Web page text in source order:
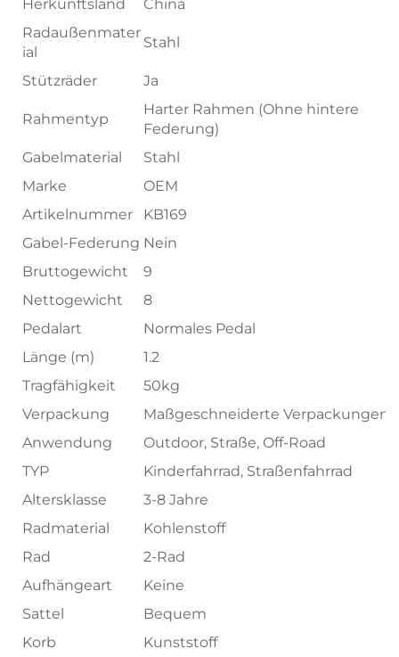
Herkunftsland
China
Radaußenmater
ial
Stahl
Stützräder Ja
Rahmentyp
Harter Rahmen (Ohne hintere
Federung)
Gabelmaterial
Stahl
Marke
OEM
Artikelnummer
KB169
Gabel-Federung Nein
Bruttogewicht
9
Nettogewicht
8
Pedalart
Normales Pedal
Länge (m)
1.2
Tragfähigkeit
50kg
Verpackung
Maßgeschneiderte Verpackungen
Anwendung
Outdoor, Straße, Off-Road
TYP
Kinderfahrrad, Straßenfahrrad
Altersklasse
3-8 Jahre
Radmaterial
Kohlenstoff
Rad
2-Rad
Aufhängeart
Keine
Sattel
Bequem
Korb
Kunststoff